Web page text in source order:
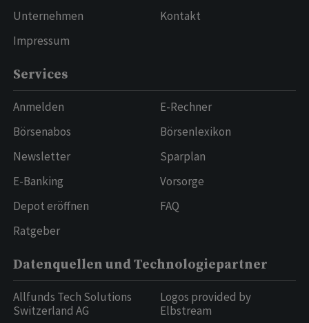
Unternehmen
Impressum
Kontakt
Services
Anmelden
Börsenabos
Newsletter
E-Banking
Depot eröffnen
Ratgeber
E-Rechner
Börsenlexikon
Sparplan
Vorsorge
FAQ
Datenquellen und Technologiepartner
Allfunds Tech Solutions
Switzerland AG
Logos provided by
Elbstream